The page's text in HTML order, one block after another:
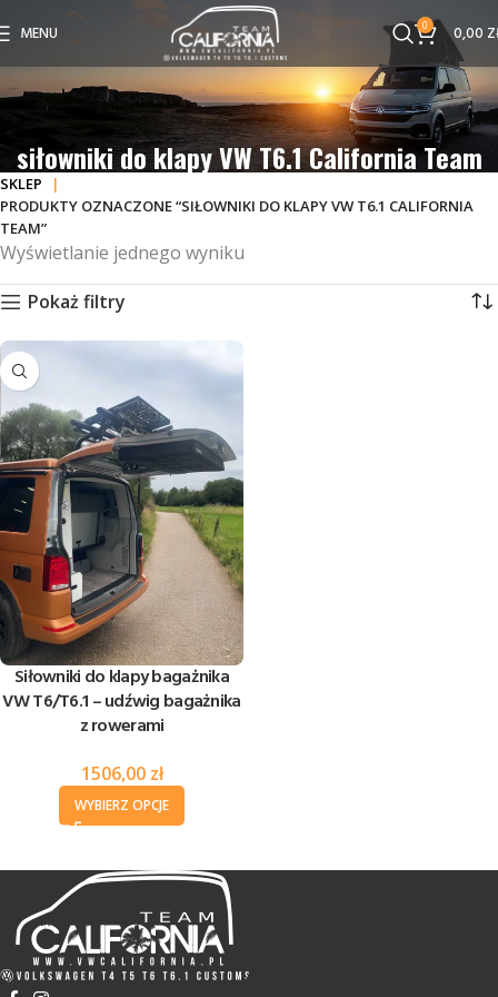
MENU 0 0,00
siłowniki do klapy VW T6.1 California Team
SKLEP
PRODUKTY OZNACZONE “SIŁOWNIKI DO KLAPY VW T6.1 CALIFORNIA
TEAM”
Wyświetlanie jednego wyniku
Pokaż filtry
Siłowniki do klapy bagażnika
VW T6/T6.1 – udźwig bagażnika
z rowerami
1506,00 zł
WYBIERZ OPCJE